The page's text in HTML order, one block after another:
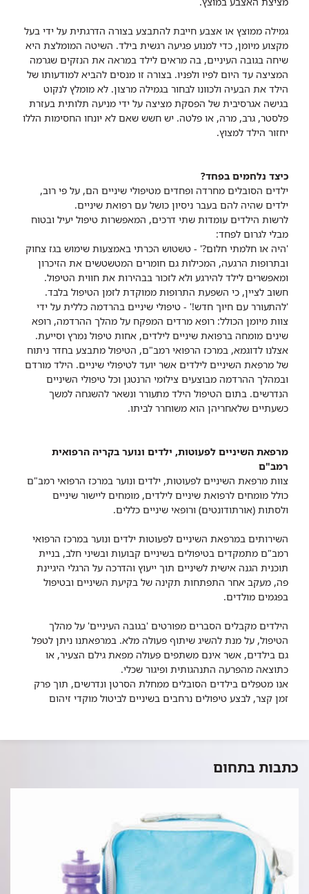
גמילה ממוצץ או אצבע חייבת להתבצע בצורה הדרגתית על ידי בעל
מקצוע מיומן, כדי למנוע פגיעה רגשית בילד. השיטה המומלצת היא
שיחה בגובה העיניים, בה מראים לילד במראה את הנזקים שגרמה
המציצה עד היום לפיו ולפניו. בצורה זו מנסים להביא למודעותו של
הילד את הבעיה ולכוונו לבחור בגמילה מרצון. לא מומלץ לנקוט
בגישה אגרסיבית של הפסקת מציצה על ידי מניעה תלותית בעזרת
פלסטר, גרב, מרה, או פלטה. יש חשש שאם לא יונחו החסימות הללו
יחזור הילד למצוץ.
כיצד נלחמים בפחד?
ילדים הסובלים מחרדה ופחדים מטיפולי שיניים הם, על פי רוב,
ילדים שהיה להם בעבר ניסיון כושל עם רפואת שיניים.
לרשות הילדים עומדות שתי דרכים, המאפשרות טיפול יעיל ובטוח
מבלי לגרום לפחד:
'היה או חלמתי חלום?' - טשטוש הכרתי באמצעות שימוש בגז צחוק
ובתרופות הרגעה, המכילות גם חומרים המטשטשים את הזיכרון
ומאפשרים לילד להירגע ולא לזכור בבהירות את חווית הטיפול.
חשוב לציין, כי השפעת התרופות ממוקדת לזמן הטיפול בלבד.
'להתעורר עם חיוך חדש!' - טיפולי שיניים בהרדמה כללית על ידי
צוות מיומן הכולל: רופא מרדים המפקח על מהלך ההרדמה, רופא
שינים מומחה ברפואת שיניים לילדים, אחות טיפול נמרץ וסייעת.
אצלנו לדוגמא, במרכז הרפואי רמב"ם, הטיפול מתבצע בחדר ניתוח
של מרפאת השיניים לילדים אשר יועד לטיפולי שיניים. הילד מורדם
ובמהלך ההרדמה מבוצעים צילומי הרנטגן וכל טיפולי השיניים
הנדרשים. בתום הטיפול הילד מתעורר ונשאר להשגחה למשך
כשעתיים שלאחריהן הוא משוחרר לביתו.
מרפאת השיניים לפעוטות, ילדים ונוער בקריה הרפואית
רמב"ם
צוות מרפאת השיניים לפעוטות, ילדים ונוער במרכז הרפואי רמב"ם
כולל מומחים לרפואת שיניים לילדים, מומחים ליישור שיניים
ולסתות (אורתודונטים) ורופאי שיניים כללים.
השירותים במרפאת השיניים לפעוטות ילדים ונוער במרכז הרפואי
רמב"ם מתמקדים בטיפולים בשיניים קבועות ובשיני חלב, בניית
תוכנית הגנה אישית לשיניים תוך ייעוץ והדרכה על הרגלי היגיינת
פה, מעקב אחר התפתחות תקינה של בקיעת השיניים ובטיפול
בפגמים מולדים.
הילדים מקבלים הסברים מפורטים 'בגובה העיניים' על מהלך
הטיפול, על מנת להשיג שיתוף פעולה מלא. במרפאתנו ניתן לטפל
גם בילדים, אשר אינם משתפים פעולה מפאת גילם הצעיר, או
כתוצאה מהפרעה התנהגותית ופיגור שכלי.
אנו מטפלים בילדים הסובלים ממחלת הסרטן ונדרשים, תוך פרק
זמן קצר, לבצע טיפולים נרחבים בשיניים לביטול מוקדי זיהום
כתבות בתחום